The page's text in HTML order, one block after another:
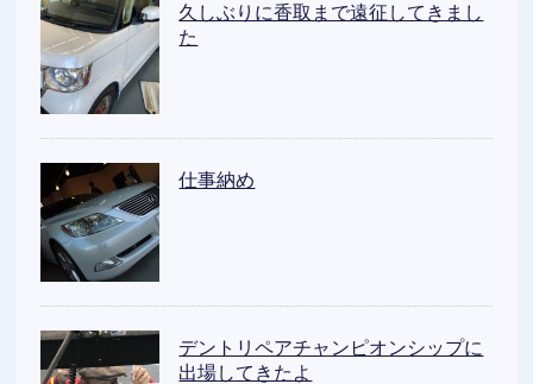
久しぶりに香取まで遠征してきまし
た
仕事納め
デントリペアチャンピオンシップに
出場してきたよ